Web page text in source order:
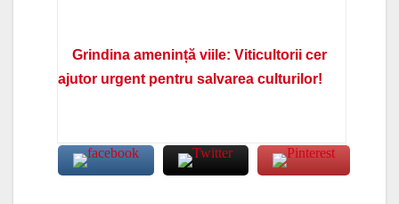
Grindina amenință viile: Viticultorii cer
ajutor urgent pentru salvarea culturilor!